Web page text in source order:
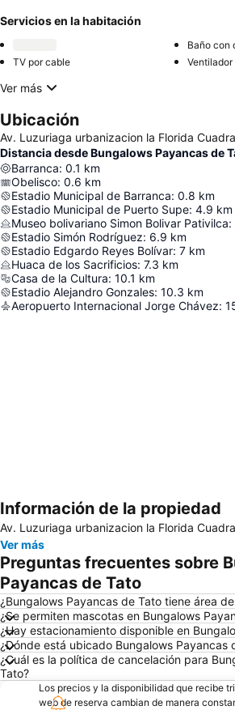
Servicios en la habitación
Baño con
TV por cable
Ventilador
Ver más
Ubicación
Av. Luzuriaga urbanizacion la Florida
Distancia desde Bungalows Payancas de
Barranca: 0.1 km
Obelisco: 0.6 km
Estadio Municipal de Barranca: 0.8 km
Estadio Municipal de Puerto Supe: 4.9 km
Museo bolivariano Simon Bolivar Pativilca:
Estadio Simón Rodríguez: 6.9 km
Estadio Edgardo Reyes Bolívar: 7 km
Huaca de los Sacrificios: 7.3 km
Casa de la Cultura: 10.1 km
Estadio Alejandro Gonzales: 10.3 km
Aeropuerto Internacional Jorge Chávez:
Ampliar mapa
Información de la propiedad
Av. Luzuriaga urbanizacion la Florida
Ver más
Preguntas frecuentes sobre
Payancas de Tato
¿Bungalows Payancas de Tato tiene área
¿Se permiten mascotas en Bungalows
¿Hay estacionamiento disponible en
¿Dónde está ubicado Bungalows Payancas
¿Cuál es la política de cancelación para
Tato?
Los precios y la disponibilidad que recibe
web de reserva cambian de manera